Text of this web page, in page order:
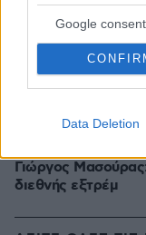
Google
Data Deletion
Φωτιά σε δάσος
τέσσερα εναέρια,
πριν 23 λεπτά
δυνάμεις της
Γιώργος
διεθνής εξτρέμ